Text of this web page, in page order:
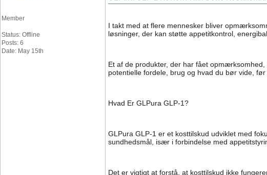
Member
Status: Offline
Posts: 6
Date: May 15th
I takt med at flere mennesker bliver
løsninger, der kan støtte appetitkontrol,
Et af de produkter, der har fået
potentielle fordele, brug og hvad du bør vide,
Hvad Er GLPura GLP-1?
GLPura GLP-1 er et kosttilskud udviklet med
sundhedsmål, især i forbindelse med
Det er vigtigt at forstå, at kosttilskud ikke